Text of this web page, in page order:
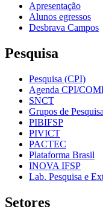
Apresentação
Alunos egressos
Desbrava Campos
Pesquisa
Pesquisa (CPI)
Agenda CPI/
SNCT
Grupos de Pesquisa
PIBIFSP
PIVICT
PACTEC
Plataforma Brasil
INOVA IFSP
Lab. Pesquisa e
Setores